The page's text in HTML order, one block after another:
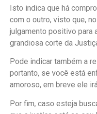
Isto indica que há
com o outro, visto que,
julgamento positivo para
grandiosa corte da
Pode indicar também a
portanto, se você está
amoroso, em breve ele
Por fim, caso esteja